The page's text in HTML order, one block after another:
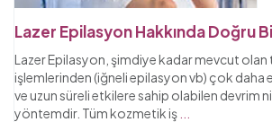
Lazer Epilasyon Hakkında Doğru
Lazer Epilasyon, şimdiye kadar mevcut
işlemlerinden (iğneli epilasyon vb) çok
ve uzun süreli etkilere sahip olabilen devrim
yöntemdir. Tüm kozmetik iş